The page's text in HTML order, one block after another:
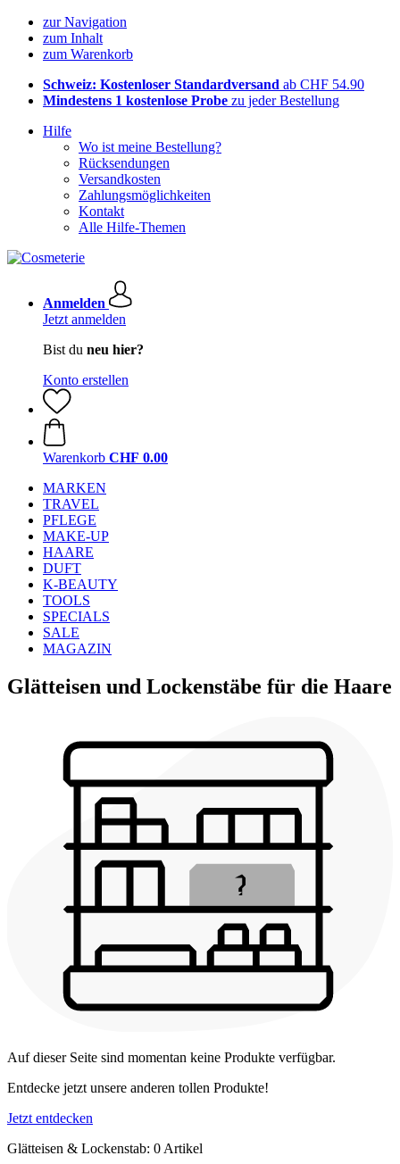
zur Navigation
zum Inhalt
zum Warenkorb
Schweiz: Kostenloser Standardversand ab CHF 54.90
Mindestens 1 kostenlose Probe zu jeder Bestellung
Hilfe
Wo ist meine Bestellung?
Rücksendungen
Versandkosten
Zahlungsmöglichkeiten
Kontakt
Alle Hilfe-Themen
Anmelden
Jetzt anmelden
Bist du neu hier?
Konto erstellen
Warenkorb CHF 0.00
MARKEN
TRAVEL
PFLEGE
MAKE-UP
HAARE
DUFT
K-BEAUTY
TOOLS
SPECIALS
SALE
MAGAZIN
Glätteisen und Lockenstäbe für die Haare
Auf dieser Seite sind momentan keine Produkte verfügbar.
Entdecke jetzt unsere anderen tollen Produkte!
Jetzt entdecken
Glätteisen & Lockenstab: 0 Artikel